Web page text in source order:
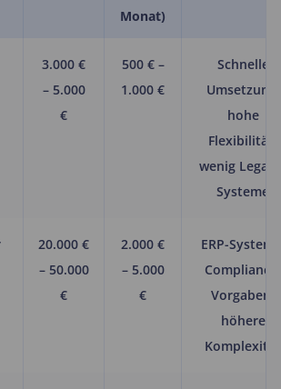
Monat)
3.000 €
– 5.000
€
500 € –
1.000 €
Schnelle
Umsetzung,
hohe
Flexibilität,
wenig
Systeme
20.000 €
– 50.000
€
2.000 €
– 5.000
€
ERP-
Compliance-
Vorgaben,
höhere
Komplexität